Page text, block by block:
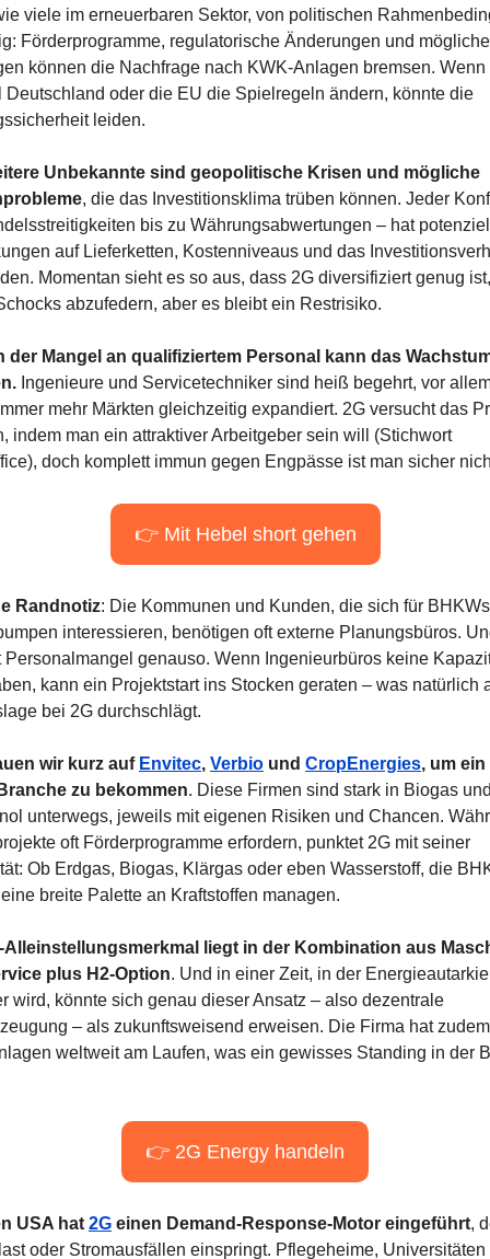
viele im erneuerbaren Sektor, von politischen
Förderprogramme, regulatorische Änderungen und mögliche
können die Nachfrage nach KWK-Anlagen bremsen. Wenn
Deutschland oder die EU die Spielregeln ändern, könnte die
leiden.
Unbekannte sind geopolitische Krisen und mögliche
, die das Investitionsklima trüben können. Jeder
bis zu Währungsabwertungen – hat
auf Lieferketten, Kostenniveaus und das
Momentan sieht es so aus, dass 2G diversifiziert genug
abzufedern, aber es bleibt ein Restrisiko.
der Mangel an qualifiziertem Personal kann das
Ingenieure und Servicetechniker sind heiß begehrt, vor
mehr Märkten gleichzeitig expandiert. 2G versucht das
indem man ein attraktiver Arbeitgeber sein will (Stichwort
doch komplett immun gegen Engpässe ist man sicher
👉 Mit Hebel short gehen
Randnotiz: Die Kommunen und Kunden, die sich für
interessieren, benötigen oft externe Planungsbüros.
Personalmangel genauso. Wenn Ingenieurbüros keine
kann ein Projektstart ins Stocken geraten – was natürlich
bei 2G durchschlägt.
wir kurz auf Envitec, Verbio und CropEnergies, um
zu bekommen. Diese Firmen sind stark in Biogas
unterwegs, jeweils mit eigenen Risiken und Chancen.
oft Förderprogramme erfordern, punktet 2G mit seiner
Ob Erdgas, Biogas, Klärgas oder eben Wasserstoff, die
breite Palette an Kraftstoffen managen.
-Alleinstellungsmerkmal liegt in der Kombination aus
plus H2-Option. Und in einer Zeit, in der
wird, könnte sich genau dieser Ansatz – also dezentrale
– als zukunftsweisend erweisen. Die Firma hat
weltweit am Laufen, was ein gewisses Standing in der
👉 2G Energy handeln
USA hat 2G einen Demand-Response-Motor eingeführt,
oder Stromausfällen einspringt. Pflegeheime, Universitäten